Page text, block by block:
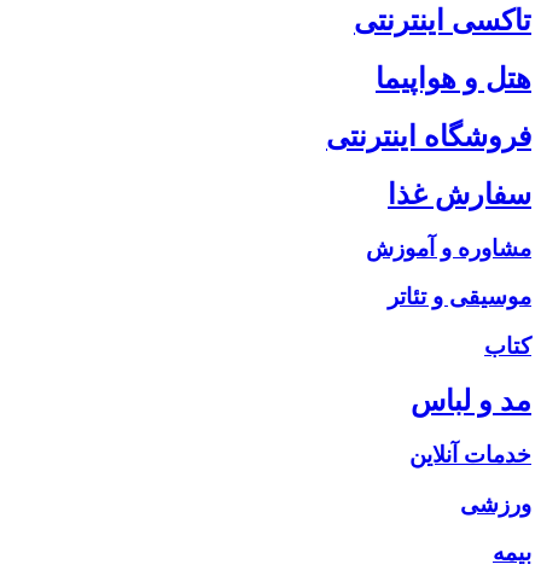
تاکسی اینترنتی
هتل و هواپیما
فروشگاه اینترنتی
سفارش غذا
مشاوره و آموزش
موسیقی و تئاتر
کتاب
مد و لباس
خدمات آنلاین
ورزشی
بیمه